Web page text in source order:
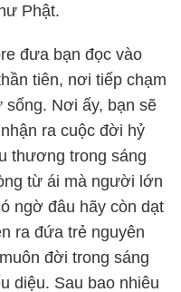
Phật.
đưa bạn đọc vào
tiên, nơi tiếp chạm
Nơi ấy, bạn sẽ
ra cuộc đời hỷ
thương trong sáng
từ ái mà người lớn
ngờ đâu hãy còn dạt
ra đứa trẻ nguyên
đời trong sáng
diệu. Sau bao nhiêu